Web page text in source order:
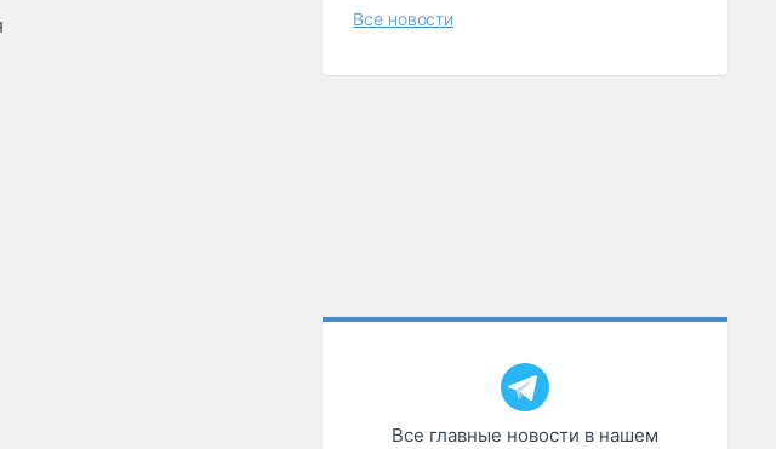
Все новости
Все главные новости в нашем